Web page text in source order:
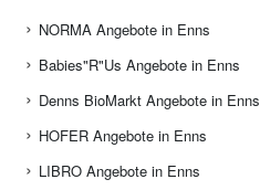
NORMA Angebote in Enns
Babies"R"Us Angebote in Enns
Denns BioMarkt Angebote in Enns
HOFER Angebote in Enns
LIBRO Angebote in Enns